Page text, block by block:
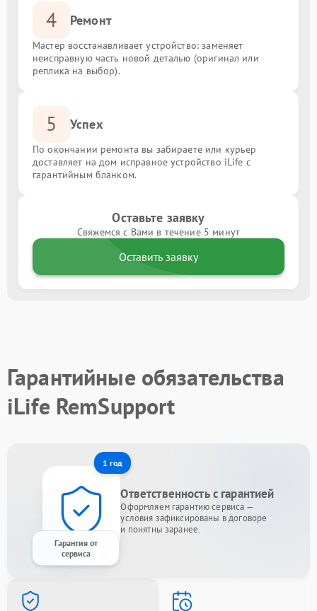
4 Ремонт
Мастер восстанавливает устройство: заменяет
неисправную часть новой деталью (оригинал или
реплика на выбор).
5 Успех
По окончании ремонта вы забираете или курьер
доставляет на дом исправное устройство iLife с
гарантийным бланком.
Оставьте заявку
Свяжемся с Вами в течение 5 минут
Оставить заявку
Гарантийные обязательства
iLife RemSupport
1 год
Гарантия от
сервиса
Ответственность с гарантией
Оформляем гарантию сервиса —
условия зафиксированы в договоре
и понятны заранее.